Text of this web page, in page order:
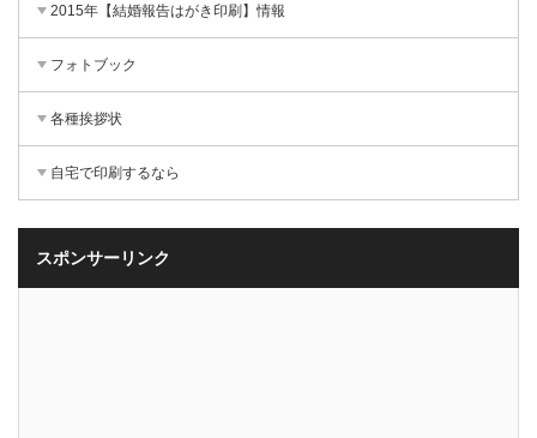
2015年【結婚報告はがき印刷】情報
フォトブック
各種挨拶状
自宅で印刷するなら
スポンサーリンク